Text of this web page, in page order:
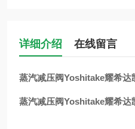
详细介绍 在线留言
蒸汽减压阀Yoshitake耀希达
蒸汽减压阀Yoshitake耀希达